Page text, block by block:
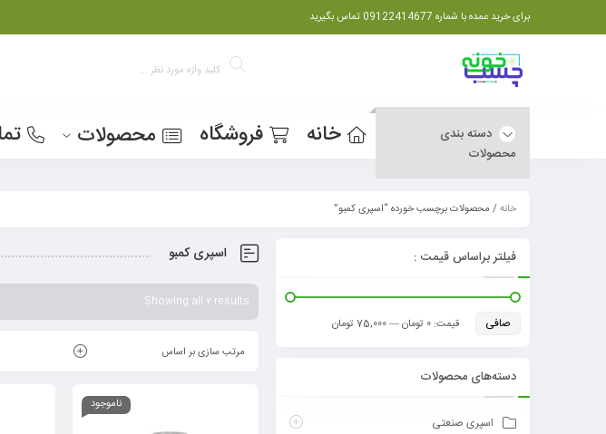
برای خرید عمده با شماره 09122414677 تماس بگیرید
دسته بندی
محصولات
خانه فروشگاه محصولات
خانه/ محصولات برچسب خورده “اسپری کمبو”
اسپری کمبو
Showing all 2 results
مرتب سازی بر اساس
ناموجود
فیلتر براساس قیمت :
صافی قيمت: 0 تومان —75,000 تومان
دسته‌های محصولات
اسپری صنعتی